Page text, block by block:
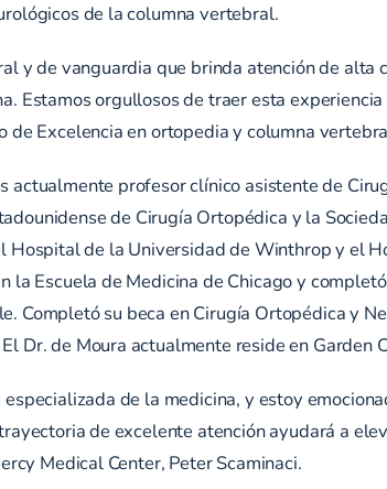
de la columna vertebral.
y de vanguardia que brinda atención de
Estamos orgullosos de traer esta
Excelencia en ortopedia y columna
actualmente profesor clínico asistente de
de Cirugía Ortopédica y la
Hospital de la Universidad de Winthrop y el
la Escuela de Medicina de Chicago y
Completó su beca en Cirugía Ortopédica y
Dr. de Moura actualmente reside en Garden
de la medicina, y estoy
de excelente atención ayudará a
Medical Center, Peter Scaminaci.